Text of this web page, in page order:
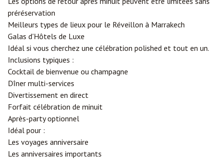
préréservation
Meilleurs types de lieux pour le Réveillon à Marrakech
Galas d'Hôtels de Luxe
Idéal si vous cherchez une célébration polished et tout en un.
Inclusions typiques :
Cocktail de bienvenue ou champagne
Dîner multi-services
Divertissement en direct
Forfait célébration de minuit
Après-party optionnel
Idéal pour :
Les voyages anniversaire
Les anniversaires importants